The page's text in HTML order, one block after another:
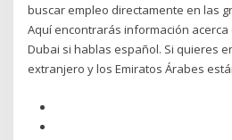
buscar empleo directamente en las
Aquí encontrarás información
Dubai si hablas español. Si quieres
extranjero y los Emiratos Árabes